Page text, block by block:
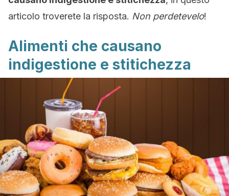
articolo troverete la risposta. Non perdetevelo!
Alimenti che causano
indigestione e stitichezza